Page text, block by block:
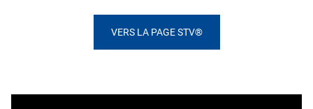
VERS LA PAGE STV®